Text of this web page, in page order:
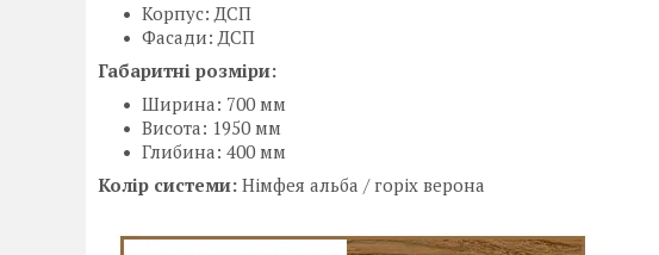
Корпус: ДСП
Фасади: ДСП
Габаритні розміри:
Ширина: 700 мм
Висота: 1950 мм
Глибина: 400 мм
Колір системи: Німфея альба / горіх верона